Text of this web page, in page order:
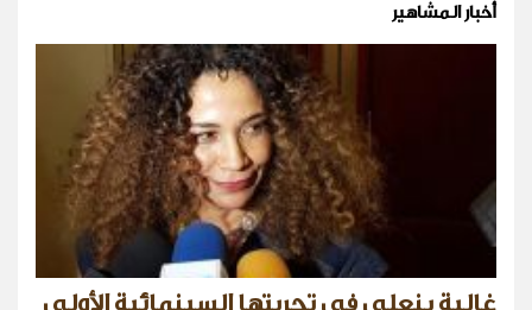
أخبار المشاهير
غالية بنعلي في تجربتها السينمائية الأولى